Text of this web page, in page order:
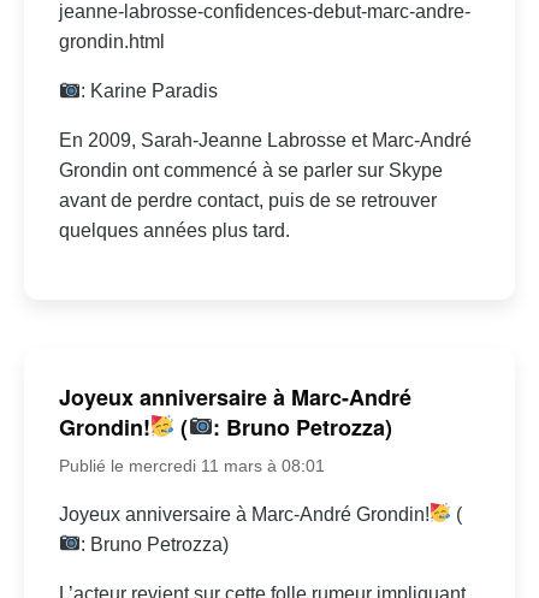
jeanne-labrosse-confidences-debut-marc-andre-
grondin.html
: Karine Paradis
En 2009, Sarah-Jeanne Labrosse et Marc-André
Grondin ont commencé à se parler sur Skype
avant de perdre contact, puis de se retrouver
quelques années plus tard.
Joyeux anniversaire à Marc-André
Grondin!
( : Bruno Petrozza)
Publié le mercredi 11 mars à 08:01
Joyeux anniversaire à Marc-André Grondin!
(
: Bruno Petrozza)
L’acteur revient sur cette folle rumeur impliquant